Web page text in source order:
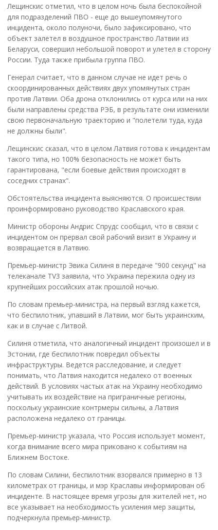
Лещинскис отметил, что в целом ночь была беспокойной
для подразделений ПВО - еще до вышеупомянутого
инцидента, около полуночи, было зафиксировано, что
объект залетел в воздушное пространство Латвии из
Беларуси, совершил небольшой поворот и улетел в сторону
России. Туда также прибыла группа ПВО.
Генерал считает, что в данном случае не идет речь о
скоординированных действиях двух упомянутых стран
против Латвии. Оба дрона отклонились от курса или на них
были направлены средства РЭБ, в результате они изменили
свою первоначальную траекторию и "полетели туда, куда
не должны были".
Лещинскис сказал, что в целом Латвия готова к инцидентам
такого типа, но 100% безопасность не может быть
гарантирована, "если боевые действия происходят в
соседних странах".
Обстоятельства инцидента выясняются. О происшествии
проинформировано руководство Краславского края.
Министр обороны Андрис Спрудс сообщил, что в связи с
инцидентом он прервал свой рабочий визит в Украину и
возвращается в Латвию.
Премьер-министр Эвика Силиня в передаче "900 секунд" на
телеканале TV3 заявила, что Украина пережила одну из
крупнейших российских атак прошлой ночью.
По словам премьер-министра, на первый взгляд кажется,
что беспилотник, упавший в Латвии, мог быть украинским,
как и в случае с Литвой.
Силиня отметила, что аналогичный инцидент произошел и в
Эстонии, где беспилотник повредил объекты
инфраструктуры. Ведется расследование, и следует
понимать, что Латвия находится недалеко от военных
действий. В условиях частых атак на Украину необходимо
учитывать их воздействие на приграничные регионы,
поскольку украинские контрмеры сильны, а Латвия
расположена недалеко от границы.
Премьер-министр указала, что Россия использует момент,
когда внимание всего мира приковано к событиям на
Ближнем Востоке.
По словам Силини, беспилотник взорвался примерно в 13
километрах от границы, и мэр Краславы информирован об
инциденте. В настоящее время угрозы для жителей нет, но
все указывает на необходимость усиления мер защиты,
подчеркнула премьер-министр.